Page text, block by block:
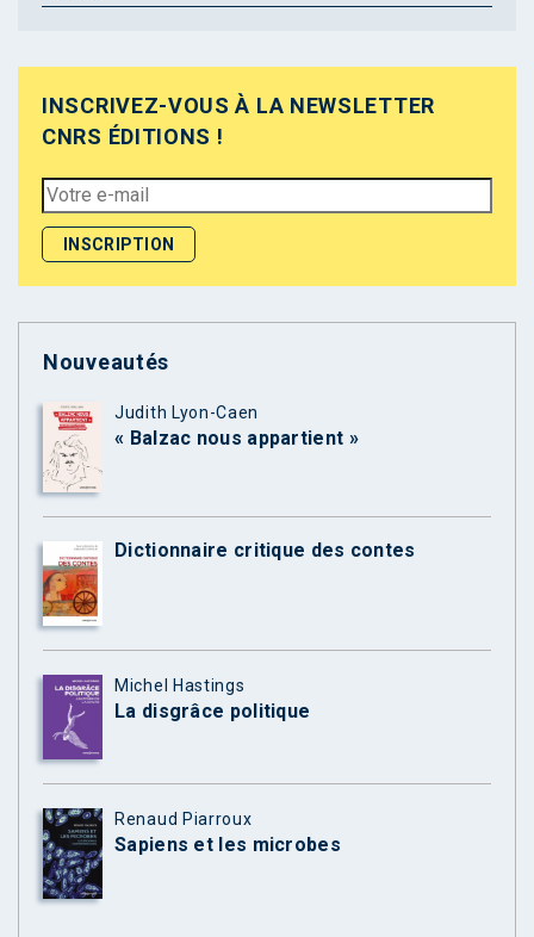
INSCRIVEZ-VOUS À LA NEWSLETTER
CNRS ÉDITIONS !
Nouveautés
Judith Lyon-Caen
« Balzac nous appartient »
Dictionnaire critique des contes
Michel Hastings
La disgrâce politique
Renaud Piarroux
Sapiens et les microbes